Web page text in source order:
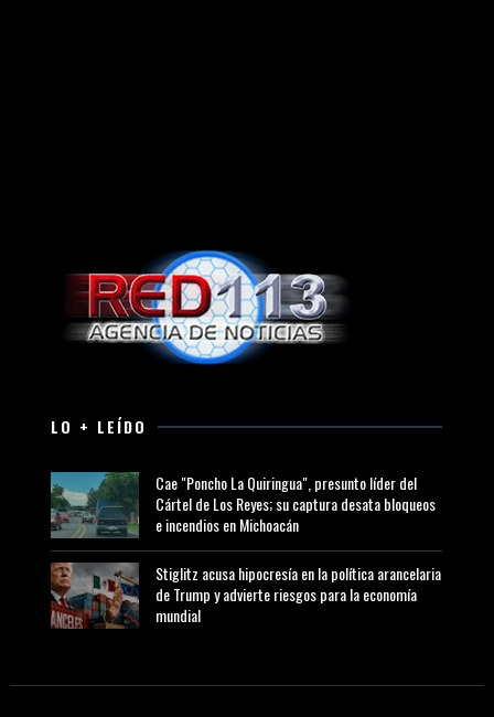
LO + LEÍDO
Cae "Poncho La Quiringua", presunto líder del
Cártel de Los Reyes; su captura desata bloqueos
e incendios en Michoacán
Stiglitz acusa hipocresía en la política arancelaria
de Trump y advierte riesgos para la economía
mundial